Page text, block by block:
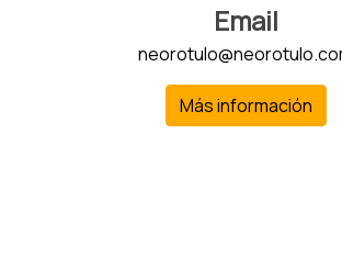
Email
Más información